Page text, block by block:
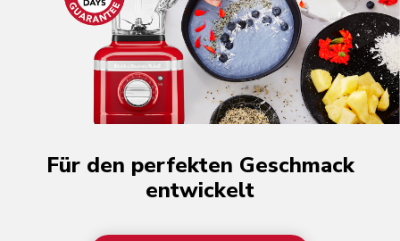
Für den perfekten Geschmack
entwickelt